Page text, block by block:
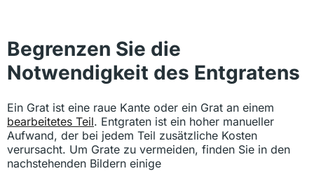
Begrenzen Sie die
Notwendigkeit des Entgratens
Ein Grat ist eine raue Kante oder ein Grat an einem
bearbeitetes Teil. Entgraten ist ein hoher manueller
Aufwand, der bei jedem Teil zusätzliche Kosten
verursacht. Um Grate zu vermeiden, finden Sie in den
nachstehenden Bildern einige